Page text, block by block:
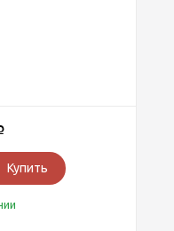
Купить